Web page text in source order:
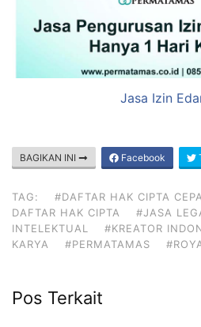
Jasa Izin
BAGIKAN INI Facebook
TAG: #DAFTAR HAK CIPTA CEPA
DAFTAR HAK CIPTA
#JASA
INTELEKTUAL
#KREATOR
KARYA
#PERMATAMAS
Pos Terkait